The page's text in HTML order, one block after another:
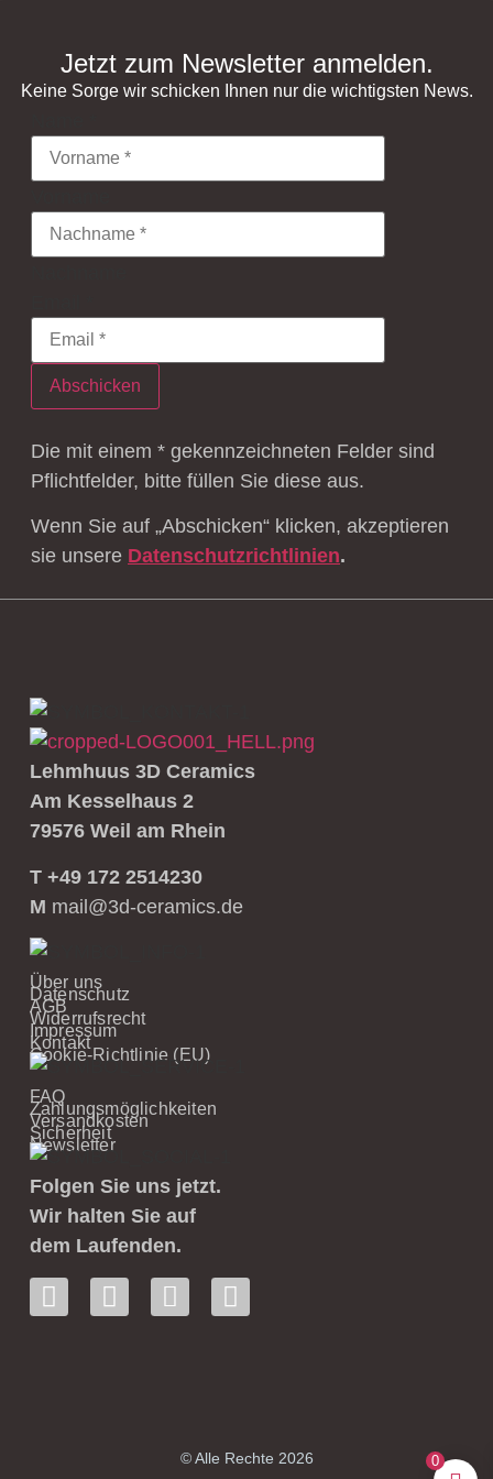
Jetzt zum Newsletter anmelden.
Keine Sorge wir schicken Ihnen nur die wichtigsten News.
Abschicken
Die mit einem * gekennzeichneten Felder sind
Pflichtfelder, bitte füllen Sie diese aus.
Wenn Sie auf „Abschicken“ klicken, akzeptieren
sie unsere Datenschutzrichtlinien.
Lehmhuus 3D Ceramics
Am Kesselhaus 2
79576 Weil am Rhein
T +49 172 2514230
M mail@3d-ceramics.de
Über uns
Datenschutz
AGB
Widerrufsrecht
Impressum
Kontakt
Cookie-Richtlinie (EU)
FAQ
Zahlungsmöglichkeiten
Versandkosten
Sicherheit
Newsletter
Folgen Sie uns jetzt.
Wir halten Sie auf
dem Laufenden.
© Alle Rechte 2026 0